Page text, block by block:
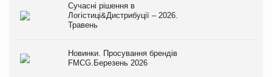
Сучасні рішення в
Логістиці&Дистрибуції – 2026.
Травень
Новинки. Просування брендів
FMCG.Березень 2026